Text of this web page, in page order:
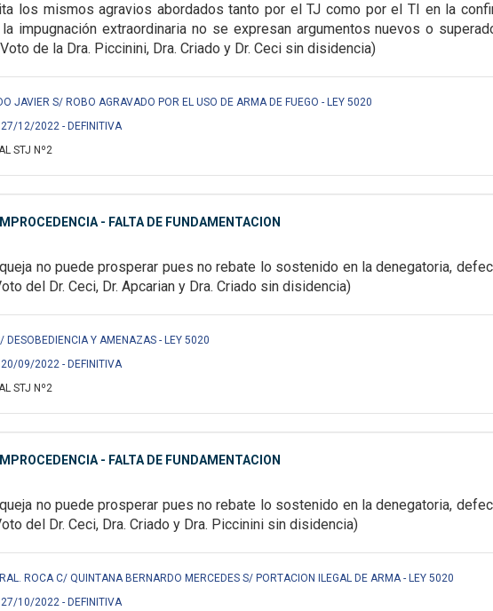
los mismos agravios abordados tanto por elTJ como por el TI en la
impugnación extraordinaria no se expresan argumentos nuevos o
de la Dra. Piccinini, Dra. Criado y Dr. Ceci sin disidencia)
JAVIER S/ ROBO AGRAVADO POR EL USO DE ARMA DE FUEGO - LEY 5020
27/12/2022 - DEFINITIVA
STJ Nº2
- FALTA DE FUNDAMENTACION
no puede prosperar pues no rebate lo sostenido en la denegatoria,
del Dr. Ceci, Dr. Apcarian y Dra. Criado sin disidencia)
DESOBEDIENCIA Y AMENAZAS - LEY 5020
20/09/2022 - DEFINITIVA
STJ Nº2
- FALTA DE FUNDAMENTACION
no puede prosperar pues no rebate lo sostenido en la denegatoria,
del Dr. Ceci, Dra. Criado y Dra. Piccinini sin disidencia)
ROCA C/ QUINTANA BERNARDO MERCEDES S/ PORTACION ILEGAL DE ARMA - LEY 5020
27/10/2022 - DEFINITIVA